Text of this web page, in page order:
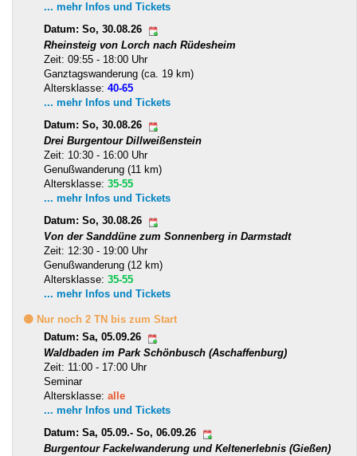
... mehr Infos und Tickets
Datum: So, 30.08.26
Rheinsteig von Lorch nach Rüdesheim
Zeit: 09:55 - 18:00 Uhr
Ganztagswanderung (ca. 19 km)
Altersklasse: 40-65
... mehr Infos und Tickets
Datum: So, 30.08.26
Drei Burgentour Dillweißenstein
Zeit: 10:30 - 16:00 Uhr
Genußwanderung (11 km)
Altersklasse: 35-55
... mehr Infos und Tickets
Datum: So, 30.08.26
Von der Sanddüne zum Sonnenberg in Darmstadt
Zeit: 12:30 - 19:00 Uhr
Genußwanderung (12 km)
Altersklasse: 35-55
... mehr Infos und Tickets
🟡 Nur noch 2 TN bis zum Start
Datum: Sa, 05.09.26
Waldbaden im Park Schönbusch (Aschaffenburg)
Zeit: 11:00 - 17:00 Uhr
Seminar
Altersklasse: alle
... mehr Infos und Tickets
Datum: Sa, 05.09.- So, 06.09.26
Burgentour Fackelwanderung und Keltenerlebnis (Gießen)